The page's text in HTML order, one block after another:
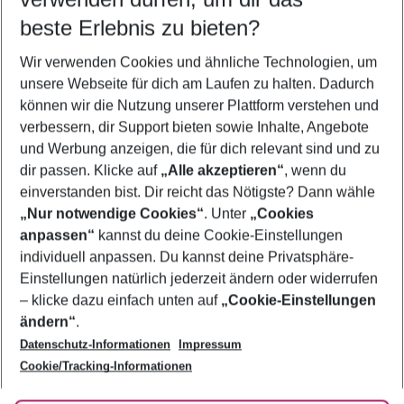
5-8 Nächte
2 Erwachsene Keine Kinder
Mehr Filter anzeigen
Footer
Footer navigation
Über uns
AGB
Bestpreisgarantie
Cookie-Einstellungen ändern
Cookie-Richtlinie
Agenturbetreuung
Barrierefreies Reisen
Folge uns
beste Erlebnis zu bieten?
Wir verwenden Cookies und ähnliche Technologien, um
unsere Webseite für dich am Laufen zu halten. Dadurch
können wir die Nutzung unserer Plattform verstehen und
verbessern, dir Support bieten sowie Inhalte, Angebote
und Werbung anzeigen, die für dich relevant sind und zu
dir passen. Klicke auf „Alle akzeptieren“, wenn du
einverstanden bist. Dir reicht das Nötigste? Dann wähle
„Nur notwendige Cookies“. Unter „Cookies
anpassen“ kannst du deine Cookie-Einstellungen
individuell anpassen. Du kannst deine Privatsphäre-
Einstellungen natürlich jederzeit ändern oder widerrufen
– klicke dazu einfach unten auf „Cookie-Einstellungen
ändern“.
Datenschutz-Informationen
Impressum
Cookie/Tracking-Informationen